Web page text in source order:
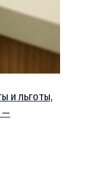
и льготы,
—